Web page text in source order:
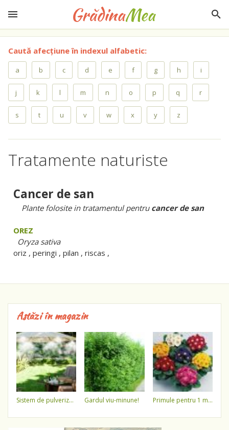
Caută afecțiune în indexul alfabetic:
a b c d e f g h i
j k l m n o p q r
s t u v w x y z
Tratamente naturiste
Cancer de san
Plante folosite in tratamentul pentru cancer de san
OREZ
Oryza sativa
oriz , peringi , pilan , riscas ,
Astăzi în magazin
sistem de pulverizare a apei gardul viu-minune! primule pentru 1 martie 3,5 lei / ghiveci !!!!